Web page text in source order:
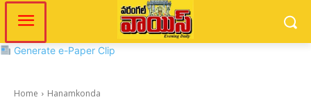
Generate e-Paper Clip
Home Hanamkonda